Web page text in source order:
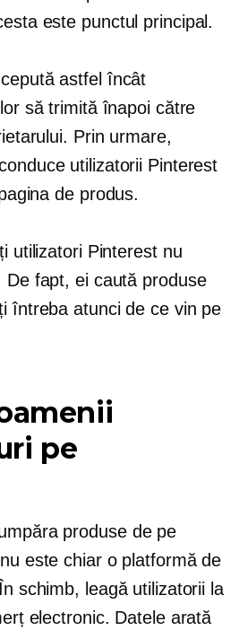
este punctul principal.
astfel încât
să trimită înapoi către
Prin urmare,
utilizatorii Pinterest
de produs.
utilizatori Pinterest nu
De fapt, ei caută produse
întreba atunci de ce vin pe
pe
produse de pe
este chiar o platformă de
schimb, leagă utilizatorii la
electronic. Datele arată